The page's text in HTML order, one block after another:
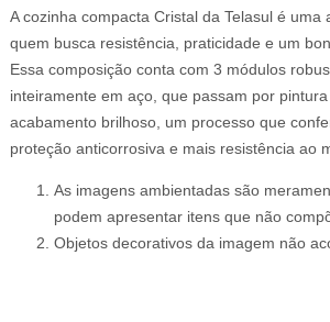
A cozinha compacta Cristal da Telasul é uma
quem busca resistência, praticidade e um
Essa composição conta com 3 módulos
inteiramente em aço, que passam por
acabamento brilhoso, um processo que
proteção anticorrosiva e mais resistência ao
As imagens ambientadas são
podem apresentar itens que não
Objetos decorativos da imagem não